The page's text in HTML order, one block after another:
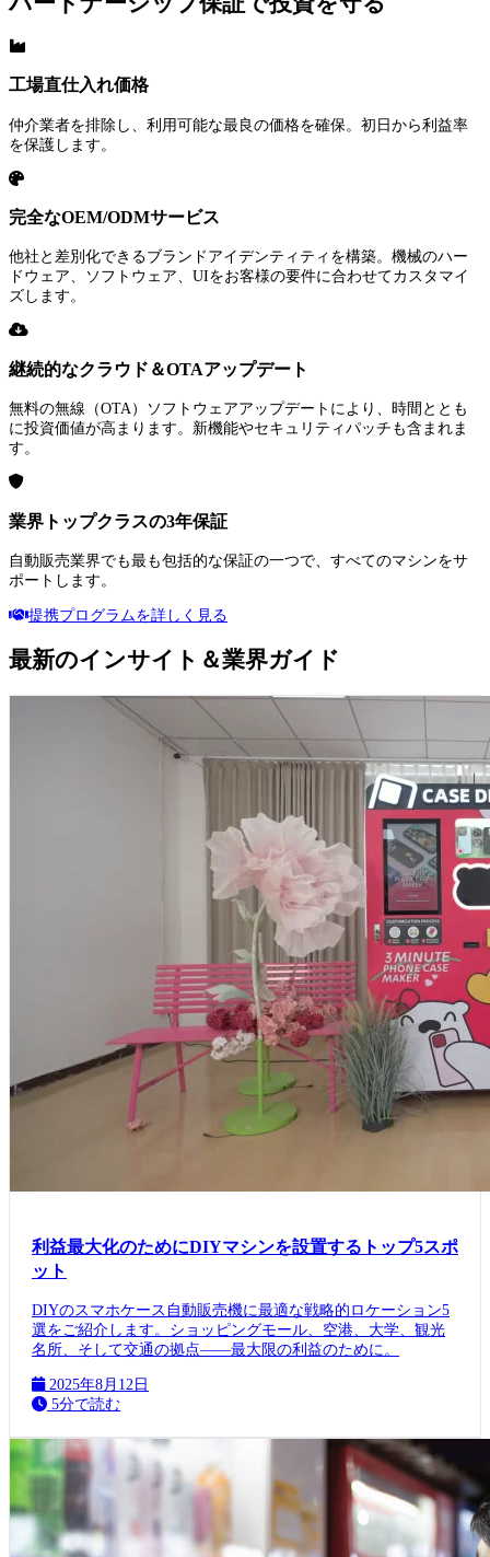
工場直仕入れ価格
仲介業者を排除し、利用可能な最良の価格を確保。初日から利益率
を保護します。
完全なOEM/ODMサービス
他社と差別化できるブランドアイデンティティを構築。機械のハー
ドウェア、ソフトウェア、UIをお客様の要件に合わせてカスタマイ
ズします。
継続的なクラウド＆OTAアップデート
無料の無線（OTA）ソフトウェアアップデートにより、時間ととも
に投資価値が高まります。新機能やセキュリティパッチも含まれま
す。
業界トップクラスの3年保証
自動販売業界でも最も包括的な保証の一つで、すべてのマシンをサ
ポートします。
提携プログラムを詳しく見る
最新のインサイト＆業界ガイド
利益最大化のためにDIYマシンを設置するトップ5スポ
ット
DIYのスマホケース自動販売機に最適な戦略的ロケーション5
選をご紹介します。ショッピングモール、空港、大学、観光
名所、そして交通の拠点——最大限の利益のために。
2025年8月12日
5分で読む